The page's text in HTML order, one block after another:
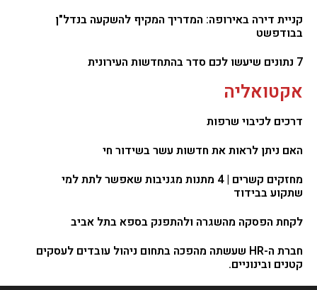
קניית דירה באירופה: המדריך המקיף להשקעה בנדל"ן
בבודפשט
7 נתונים שיעשו לכם סדר בהתחדשות העירונית
אקטואליה
דרכים לכיבוי שרפות
האם ניתן לראות את חדשות עשר בשידור חי
מחזקים קשרים | 4 מתנות מגניבות שאפשר לתת למי
שתקוע בבידוד
לקחת הפסקה מהשגרה ולהתפנק בספא בתל אביב
חברת ה-HR שעשתה מהפכה בתחום ניהול עובדים לעסקים
קטנים ובינוניים.